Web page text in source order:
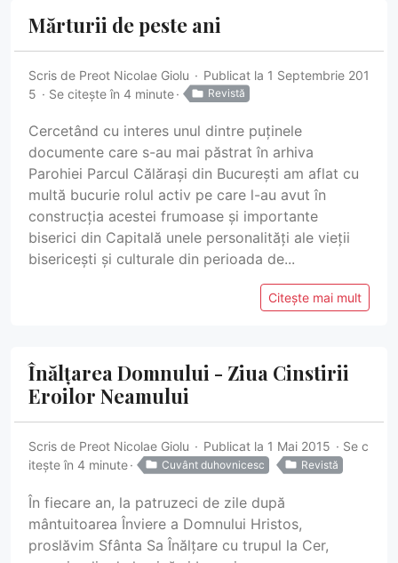
Mărturii de peste ani
Scris de Preot Nicolae Giolu
Publicat la 1 Septembrie 201
5
Se citește în 4 minute Revistă
Cercetând cu interes unul dintre puținele
documente care s-au mai păstrat în arhiva
Parohiei Parcul Călărași din București am aflat cu
multă bucurie rolul activ pe care l-au avut în
construcția acestei frumoase și importante
biserici din Capitală unele personalități ale vieții
bisericești și culturale din perioada de...
Citește mai mult
Înălțarea Domnului - Ziua Cinstirii
Eroilor Neamului
Scris de Preot Nicolae Giolu Publicat la 1 Mai 2015
Se c
itește în 4 minute
Cuvânt duhovnicesc Revistă
În fiecare an, la patruzeci de zile după
mântuitoarea Înviere a Domnului Hristos,
proslăvim Sfânta Sa Înălțare cu trupul la Cer,